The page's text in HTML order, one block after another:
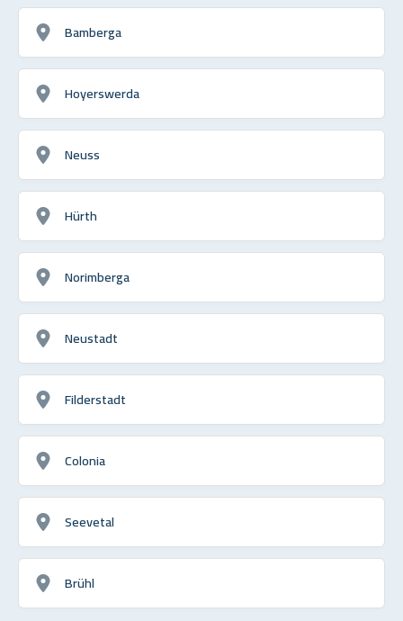
Bamberga
Hoyerswerda
Neuss
Hürth
Norimberga
Neustadt
Filderstadt
Colonia
Seevetal
Brühl